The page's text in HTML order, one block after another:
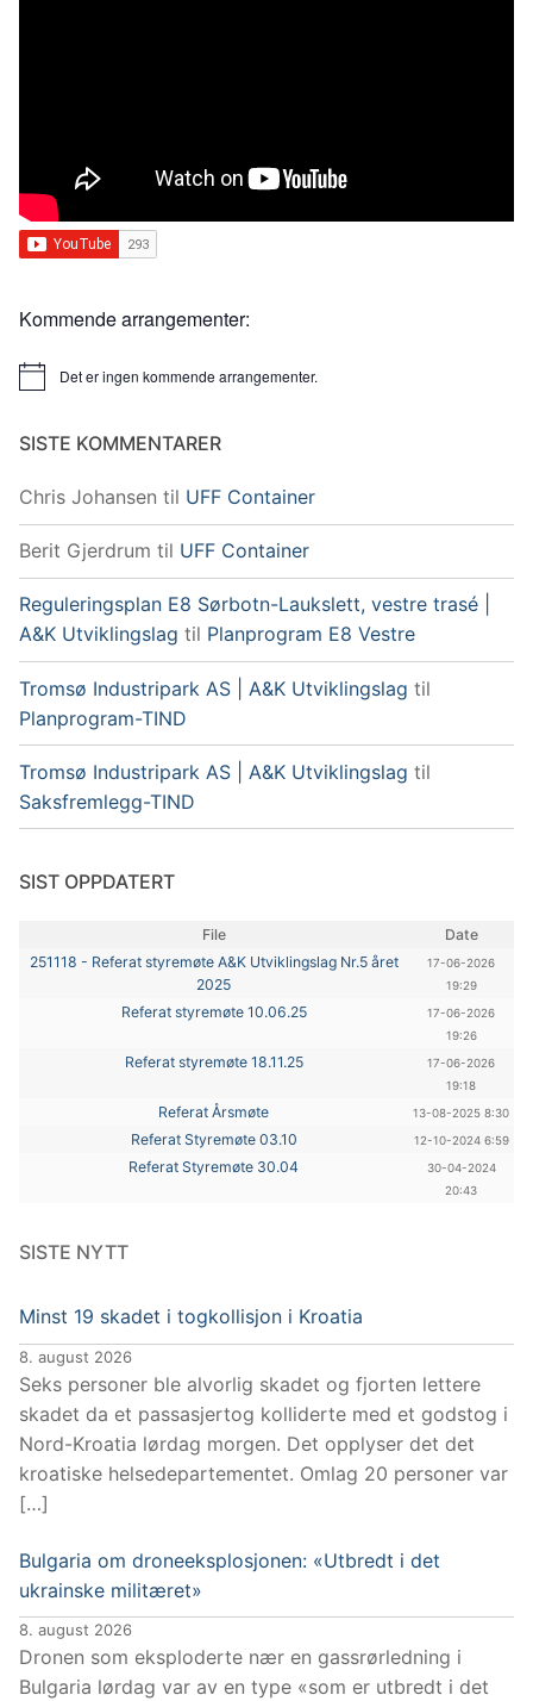
Kommende arrangementer:
MerknadDet er ingen kommende arrangementer.
SISTE KOMMENTARER
Chris Johansen til UFF Container
Berit Gjerdrum til UFF Container
Reguleringsplan E8 Sørbotn-Laukslett, vestre trasé |
A&K Utviklingslag til Planprogram E8 Vestre
Tromsø Industripark AS | A&K Utviklingslag til
Planprogram-TIND
Tromsø Industripark AS | A&K Utviklingslag til
Saksfremlegg-TIND
SIST OPPDATERT
File
Date
251118 - Referat styremøte A&K Utviklingslag Nr.5 året
2025
17-06-2026
19:29
Referat styremøte 10.06.25
17-06-2026
19:26
Referat styremøte 18.11.25
17-06-2026
19:18
Referat Årsmøte 13-08-2025 8:30
Referat Styremøte 03.10 12-10-2024 6:59
Referat Styremøte 30.04
30-04-2024
20:43
SISTE NYTT
Minst 19 skadet i togkollisjon i Kroatia
8. august 2026
Seks personer ble alvorlig skadet og fjorten lettere
skadet da et passasjertog kolliderte med et godstog i
Nord-Kroatia lørdag morgen. Det opplyser det det
kroatiske helsedepartementet. Omlag 20 personer var
[…]
Bulgaria om droneeksplosjonen: «Utbredt i det
ukrainske militæret»
8. august 2026
Dronen som eksploderte nær en gassrørledning i
Bulgaria lørdag var av en type «som er utbredt i det